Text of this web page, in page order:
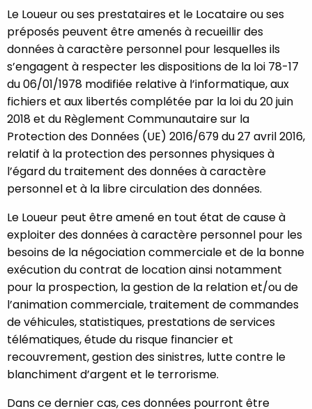
Le Loueur ou ses prestataires et le Locataire ou ses
préposés peuvent être amenés à recueillir des
données à caractère personnel pour lesquelles ils
s’engagent à respecter les dispositions de la loi 78-17
du 06/01/1978 modifiée relative à l’informatique, aux
fichiers et aux libertés complétée par la loi du 20 juin
2018 et du Règlement Communautaire sur la
Protection des Données (UE) 2016/679 du 27 avril 2016,
relatif à la protection des personnes physiques à
l’égard du traitement des données à caractère
personnel et à la libre circulation des données.
Le Loueur peut être amené en tout état de cause à
exploiter des données à caractère personnel pour les
besoins de la négociation commerciale et de la bonne
exécution du contrat de location ainsi notamment
pour la prospection, la gestion de la relation et/ou de
l’animation commerciale, traitement de commandes
de véhicules, statistiques, prestations de services
télématiques, étude du risque financier et
recouvrement, gestion des sinistres, lutte contre le
blanchiment d’argent et le terrorisme.
Dans ce dernier cas, ces données pourront être